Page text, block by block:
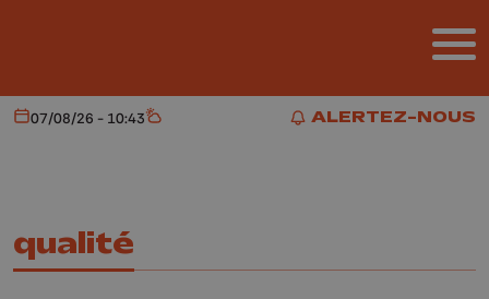
ALERTEZ-NOUS
ALERTEZ-NOUS
Aujourd'hui
07/08/26 - 10:43 Météo
qualité